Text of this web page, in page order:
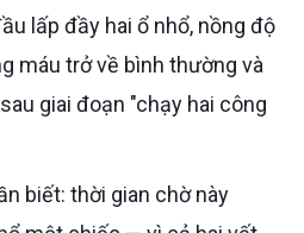
lấp đầy hai ổ nhổ, nồng độ
máu trở về bình thường và
giai đoạn "chạy hai công